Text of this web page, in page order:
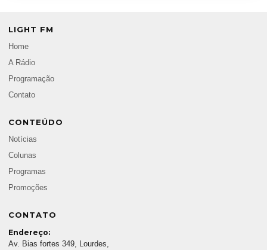
LIGHT FM
Home
A Rádio
Programação
Contato
CONTEÚDO
Notícias
Colunas
Programas
Promoções
CONTATO
Endereço:
Av. Bias fortes 349, Lourdes,